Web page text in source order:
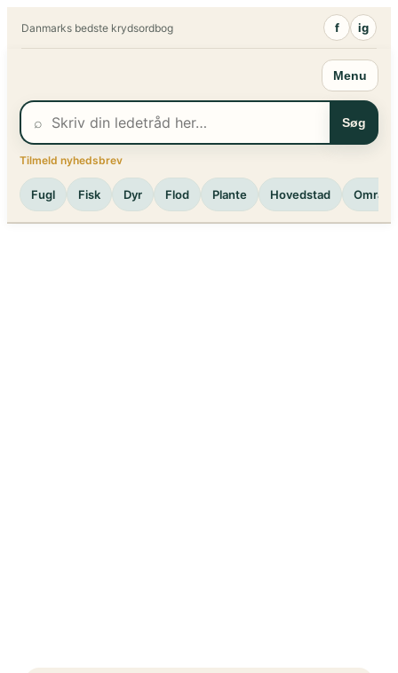
Danmarks bedste krydsordbog f ig
Menu
⌕ Søg
Tilmeld nyhedsbrev
Fugl Fisk Dyr Flod Plante Hovedstad Område